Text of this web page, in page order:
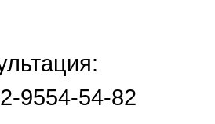
9554-54-82